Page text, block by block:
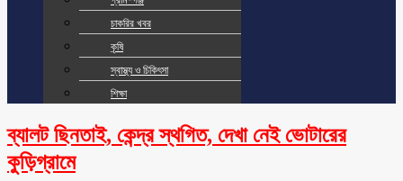
চাকরির খবর
কৃষি
স্বাস্থ্য ও চিকিৎসা
শিক্ষা
ব্যালট ছিনতাই, কেন্দ্র স্থগিত, দেখা নেই ভোটারের
কুড়িগ্রামে